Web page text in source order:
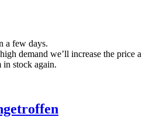
a few days.
demand we’ll increase the price a
in stock again.